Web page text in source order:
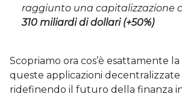
raggiunto una capitalizzazione
310 miliardi di dollari (+50%)
Scopriamo ora cos’è esattamente
queste applicazioni decentralizzate
ridefinendo il futuro della finanza